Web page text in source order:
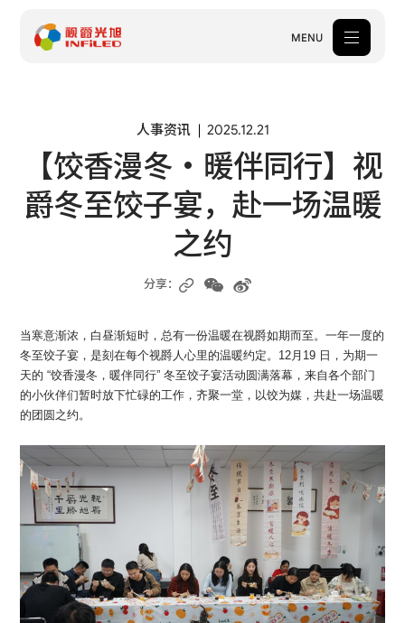
MENU
解决方案
案例中心
体验中心
加入我们
联系我们
语言版本
EN ES
人事资讯 2025.12.21
【饺香漫冬・暖伴同行】视
爵冬至饺子宴，赴一场温暖
之约
分享：
当寒意渐浓，白昼渐短时，总有一份温暖在视爵如期而至。一年一度的
冬至饺子宴，是刻在每个视爵人心里的温暖约定。12月19 日，为期一
天的 “饺香漫冬，暖伴同行” 冬至饺子宴活动圆满落幕，来自各个部门
的小伙伴们暂时放下忙碌的工作，齐聚一堂，以饺为媒，共赴一场温暖
的团圆之约。